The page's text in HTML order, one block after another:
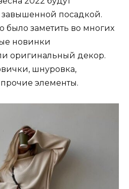
посадкой.
заметить во многих
новинки
оригинальный декор.
шнуровка,
элементы.